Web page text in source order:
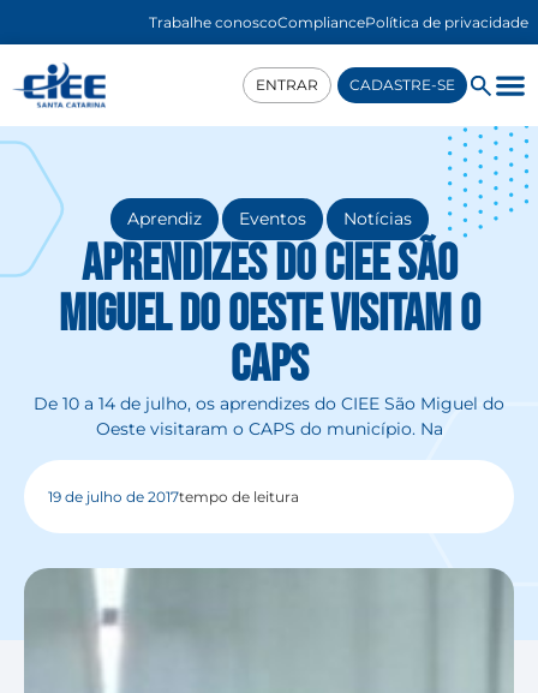
Trabalhe conoscoCompliancePolítica de privacidade
ENTRAR CADASTRE-SE
Aprendiz , Eventos , Notícias
Aprendizes do CIEE São
Miguel do Oeste visitam o
CAPS
De 10 a 14 de julho, os aprendizes do CIEE São Miguel do
Oeste visitaram o CAPS do município. Na
19 de julho de 2017tempo de leitura